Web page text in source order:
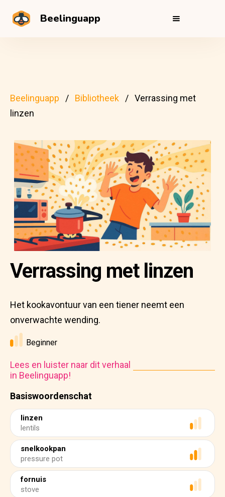
Beelinguapp
Beelinguapp Bibliotheek
Verrassing met
linzen
Basiswoordenschat
linzen
lentils
snelkookpan
pressure pot
fornuis
stove
Verrassing met linzen
Het kookavontuur van een tiener neemt een
onverwachte wending.
Beginner
Lees en luister naar dit verhaal
in Beelinguapp!